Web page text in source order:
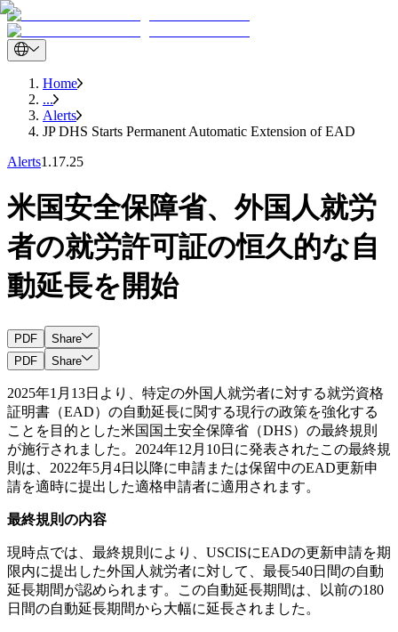
Home
...
Alerts
JP DHS Starts Permanent Automatic Extension of EAD
Alerts1.17.25
米国安全保障省、外国人就労
者の就労許可証の恒久的な自
動延長を開始
PDF
Share
PDF
Share
2025年1月13日より、特定の外国人就労者に対する就労資格
証明書（EAD）の自動延長に関する現行の政策を強化する
ことを目的とした米国国土安全保障省（DHS）の最終規則
が施行されました。2024年12月10日に発表されたこの最終規
則は、2022年5月4日以降に申請または保留中のEAD更新申
請を適時に提出した適格申請者に適用されます。
最終規則の内容
現時点では、最終規則により、USCISにEADの更新申請を期
限内に提出した外国人就労者に対して、最長540日間の自動
延長期間が認められます。この自動延長期間は、以前の180
日間の自動延長期間から大幅に延長されました。